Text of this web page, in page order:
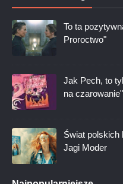
To ta
Proroctwo"
Jak Pech, to
na
Świat polskich
Jagi Moder